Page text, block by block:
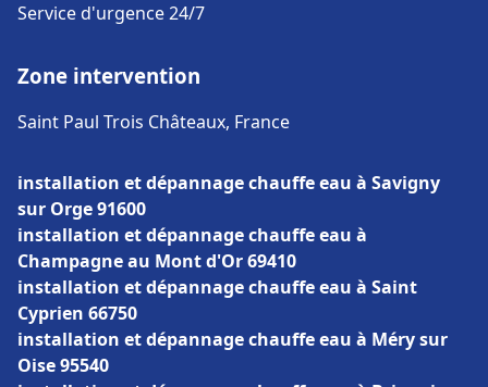
Service d'urgence 24/7
Zone intervention
Saint Paul Trois Châteaux, France
installation et dépannage chauffe eau à Savigny
sur Orge 91600
installation et dépannage chauffe eau à
Champagne au Mont d'Or 69410
installation et dépannage chauffe eau à Saint
Cyprien 66750
installation et dépannage chauffe eau à Méry sur
Oise 95540